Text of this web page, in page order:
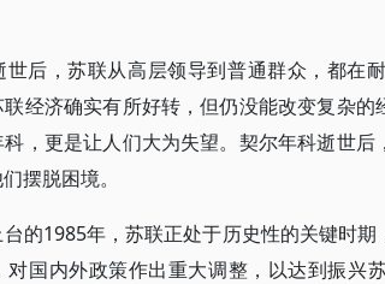
世后，苏联从高层领导到普通群众，都在
经济确实有所好转，但仍没能改变复杂
，更是让人们大为失望。契尔年科逝世
摆脱困境。
的1985年，苏联正处于历史性的关键时
对国内外政策作出重大调整，以达到振兴